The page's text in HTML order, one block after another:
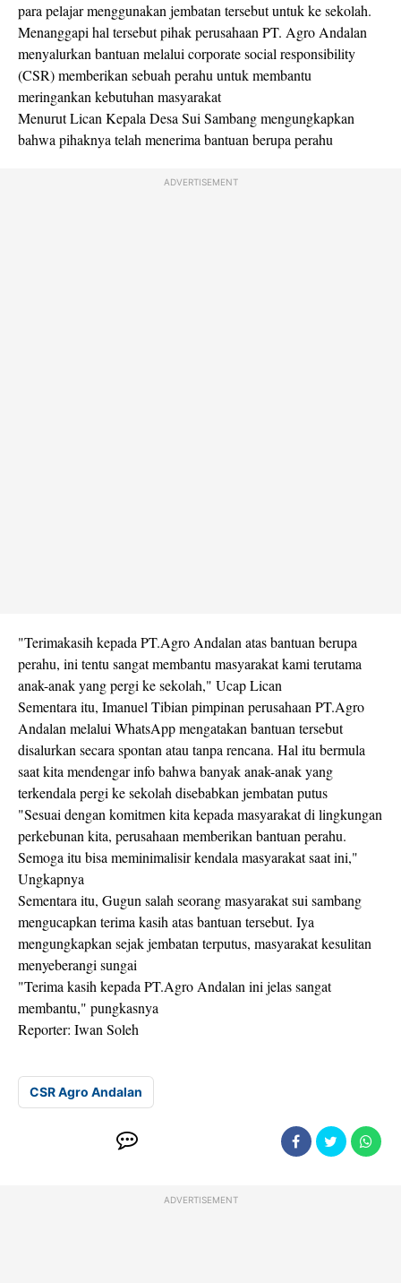
para pelajar menggunakan jembatan tersebut untuk ke sekolah.
Menanggapi hal tersebut pihak perusahaan PT. Agro Andalan
menyalurkan bantuan melalui corporate social responsibility
(CSR) memberikan sebuah perahu untuk membantu
meringankan kebutuhan masyarakat
Menurut Lican Kepala Desa Sui Sambang mengungkapkan
bahwa pihaknya telah menerima bantuan berupa perahu
ADVERTISEMENT
"Terimakasih kepada PT.Agro Andalan atas bantuan berupa
perahu, ini tentu sangat membantu masyarakat kami terutama
anak-anak yang pergi ke sekolah," Ucap Lican
Sementara itu, Imanuel Tibian pimpinan perusahaan PT.Agro
Andalan melalui WhatsApp mengatakan bantuan tersebut
disalurkan secara spontan atau tanpa rencana. Hal itu bermula
saat kita mendengar info bahwa banyak anak-anak yang
terkendala pergi ke sekolah disebabkan jembatan putus
"Sesuai dengan komitmen kita kepada masyarakat di lingkungan
perkebunan kita, perusahaan memberikan bantuan perahu.
Semoga itu bisa meminimalisir kendala masyarakat saat ini,"
Ungkapnya
Sementara itu, Gugun salah seorang masyarakat sui sambang
mengucapkan terima kasih atas bantuan tersebut. Iya
mengungkapkan sejak jembatan terputus, masyarakat kesulitan
menyeberangi sungai
"Terima kasih kepada PT.Agro Andalan ini jelas sangat
membantu," pungkasnya
Reporter: Iwan Soleh
CSR Agro Andalan
ADVERTISEMENT